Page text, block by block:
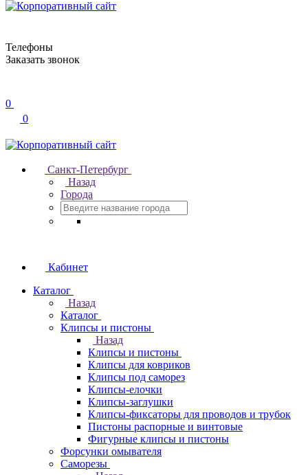
Телефоны
Заказать звонок
0
0
Санкт-Петербург
Назад
Города
Кабинет
Каталог
Назад
Каталог
Клипсы и пистоны
Назад
Клипсы и пистоны
Клипсы для ковриков
Клипсы под саморез
Клипсы-елочки
Клипсы-заглушки
Клипсы-фиксаторы для проводов и трубок
Пистоны распорные и винтовые
Фигурные клипсы и пистоны
Форсунки омывателя
Саморезы